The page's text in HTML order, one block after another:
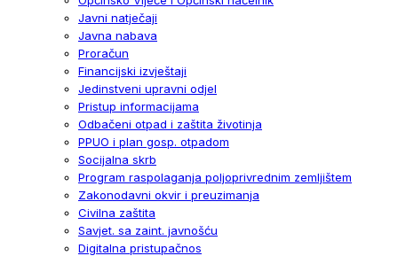
Javni natječaji
Javna nabava
Proračun
Financijski izvještaji
Jedinstveni upravni odjel
Pristup informacijama
Odbačeni otpad i zaštita životinja
PPUO i plan gosp. otpadom
Socijalna skrb
Program raspolaganja poljoprivrednim zemljištem
Zakonodavni okvir i preuzimanja
Civilna zaštita
Savjet. sa zaint. javnošću
Digitalna pristupačnos